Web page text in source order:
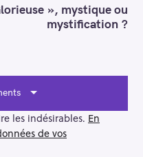
», mystique ou
mystification ?
les indésirables. En
de vos